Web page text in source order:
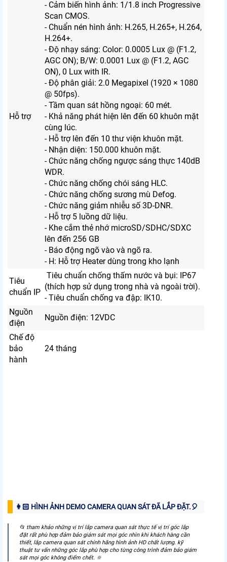
Hỗ trợ
- Cảm biến hình ảnh: 1/1.8 inch Progressive
Scan CMOS.
- Chuẩn nén hình ảnh: H.265, H.265+, H.264,
H.264+.
- Độ nhạy sáng: Color: 0.0005 Lux @ (F1.2,
AGC ON); B/W: 0.0001 Lux @ (F1.2, AGC
ON), 0 Lux with IR.
- Độ phân giải: 2.0 Megapixel (1920 × 1080
@ 50fps).
- Tầm quan sát hồng ngoại: 60 mét.
- Khả năng phát hiện lên đến 60 khuôn mặt
cùng lúc.
- Hỗ trợ lên đến 10 thư viện khuôn mặt.
- Nhận diện: 150.000 khuôn mặt.
- Chức năng chống ngược sáng thực 140dB
WDR.
- Chức năng chống chói sáng HLC.
- Chức năng chống sương mù Defog.
- Chức năng giảm nhiễu số 3D-DNR.
- Hỗ trợ 5 luồng dữ liệu.
- Khe cắm thẻ nhớ microSD/SDHC/SDXC
lên đến 256 GB
- Báo động ngõ vào và ngõ ra.
- H: Hỗ trợ Heater dùng trong kho lạnh
Tiêu
chuẩn IP
Tiêu chuẩn chống thấm nước và bụi: IP67
(thích hợp sử dụng trong nhà và ngoài trời).
- Tiêu chuẩn chống va đập: IK10.
Nguồn
điện
Nguồn điện: 12VDC
Chế độ
bảo
hành
24 tháng
👩🏻 HÌNH ẢNH DEMO CAMERA QUAN SÁT ĐÃ LẮP ĐẶT.️🎈
📂 tham khảo những vị trí lắp camera quan sát thực tế vị trí góc lắp
đặt rất phù hợp đảm bảo giám sát mọi góc nhìn khi khách hàng cần
thiết, lắp camera quan sát chính hãng hình ảnh HD chất lượng. kỹ
thuật tư vấn những góc lắp phù hợp cho từng công trình đảm bảo giám
sát mọi góc không điểm chết. 🔆